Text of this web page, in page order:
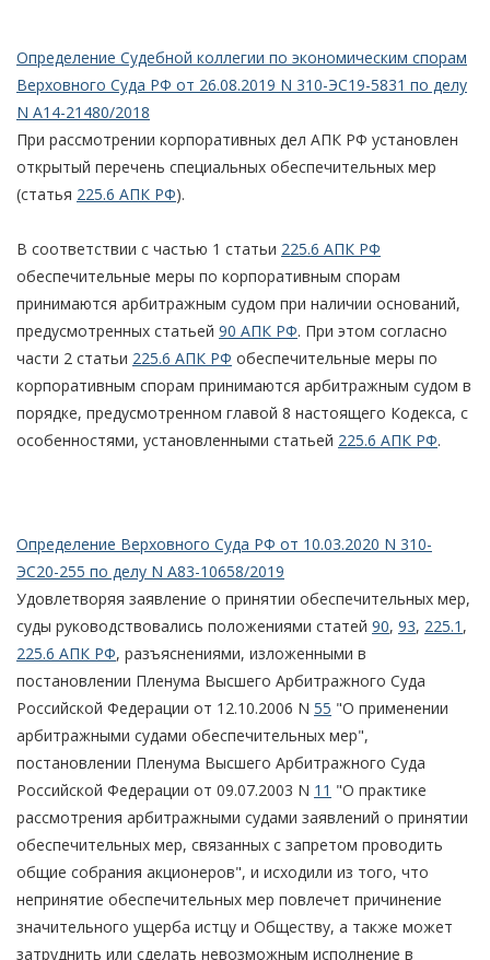
Определение Судебной коллегии по экономическим спорам
Верховного Суда РФ от 26.08.2019 N 310-ЭС19-5831 по делу
N А14-21480/2018
При рассмотрении корпоративных дел АПК РФ установлен
открытый перечень специальных обеспечительных мер
(статья 225.6 АПК РФ).
В соответствии с частью 1 статьи 225.6 АПК РФ
обеспечительные меры по корпоративным спорам
принимаются арбитражным судом при наличии оснований,
предусмотренных статьей 90 АПК РФ. При этом согласно
части 2 статьи 225.6 АПК РФ обеспечительные меры по
корпоративным спорам принимаются арбитражным судом в
порядке, предусмотренном главой 8 настоящего Кодекса, с
особенностями, установленными статьей 225.6 АПК РФ.
Определение Верховного Суда РФ от 10.03.2020 N 310-
ЭС20-255 по делу N А83-10658/2019
Удовлетворяя заявление о принятии обеспечительных мер,
суды руководствовались положениями статей 90, 93, 225.1 ,
225.6 АПК РФ, разъяснениями, изложенными в
постановлении Пленума Высшего Арбитражного Суда
Российской Федерации от 12.10.2006 N 55 "О применении
арбитражными судами обеспечительных мер",
постановлении Пленума Высшего Арбитражного Суда
Российской Федерации от 09.07.2003 N 11 "О практике
рассмотрения арбитражными судами заявлений о принятии
обеспечительных мер, связанных с запретом проводить
общие собрания акционеров", и исходили из того, что
непринятие обеспечительных мер повлечет причинение
значительного ущерба истцу и Обществу, а также может
затруднить или сделать невозможным исполнение в